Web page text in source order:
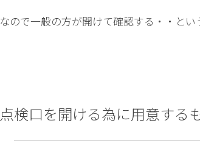
なので一般の方が開けて確認する・・と
点検口を開ける為に用意する